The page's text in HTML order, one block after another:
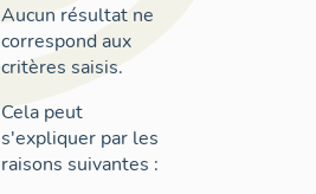
Aucun résultat ne
correspond aux
critères saisis.
Cela peut
s'expliquer par les
raisons suivantes :